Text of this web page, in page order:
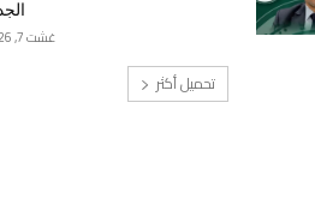
غشت 7, 2026
تحميل أكثر